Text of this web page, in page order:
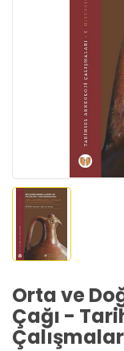
Orta ve
Çağı -